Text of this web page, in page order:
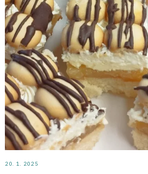
20. 1. 2025